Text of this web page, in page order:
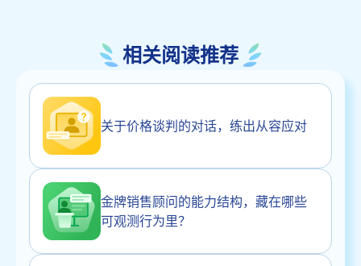
相关阅读推荐
关于价格谈判的对话，练出从容应对
金牌销售顾问的能力结构，藏在哪些
可观测行为里？